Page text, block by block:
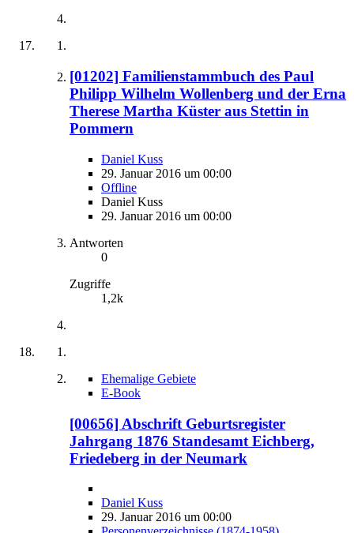
[01202] Familienstammbuch des Paul
Philipp Wilhelm Wollenberg und der Erna
Therese Martha Küster aus Stettin in
Pommern
Daniel Kuss
29. Januar 2016 um 00:00
Offline
Daniel Kuss
29. Januar 2016 um 00:00
Antworten
0
Zugriffe
1,2k
Ehemalige Gebiete
E-Book
[00656] Abschrift Geburtsregister
Jahrgang 1876 Standesamt Eichberg,
Friedeberg in der Neumark
Daniel Kuss
29. Januar 2016 um 00:00